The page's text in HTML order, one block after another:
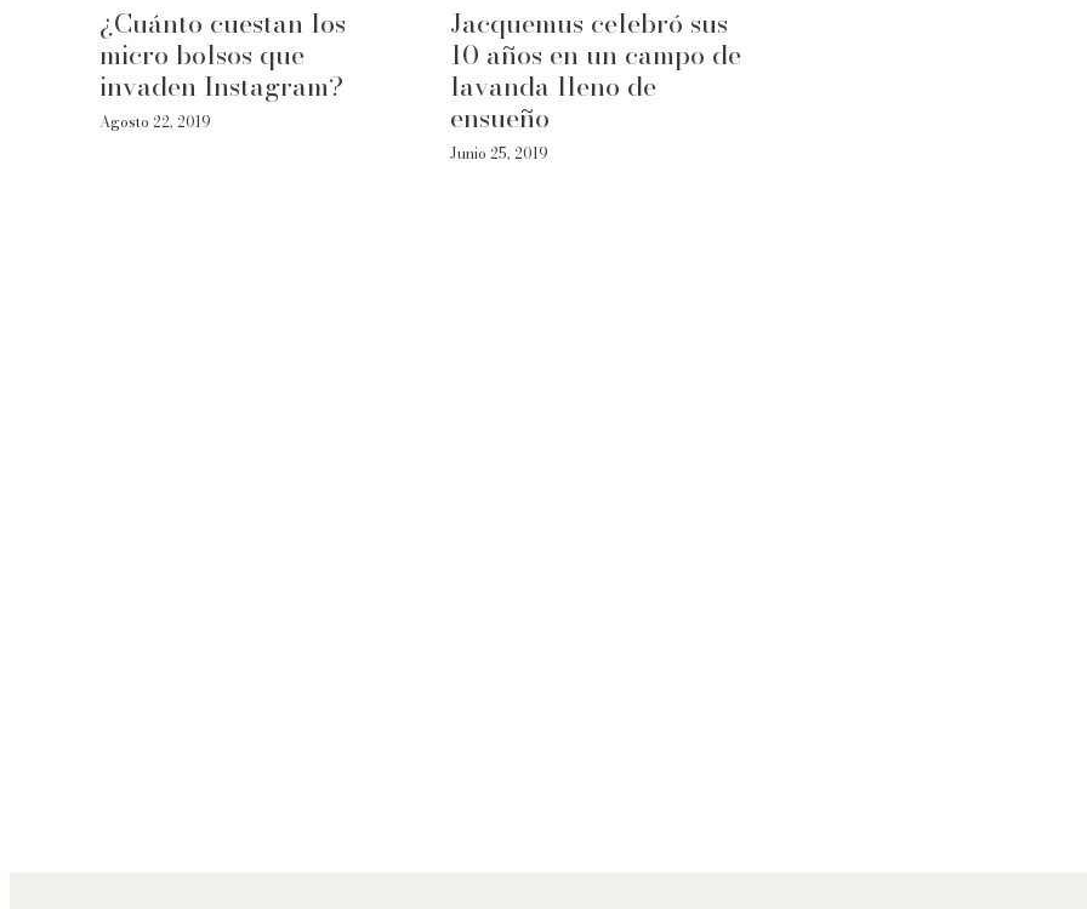
¿Cuánto cuestan los
micro bolsos que
invaden Instagram?
Agosto 22, 2019
Jacquemus celebró sus
10 años en un campo de
lavanda lleno de
ensueño
Junio 25, 2019